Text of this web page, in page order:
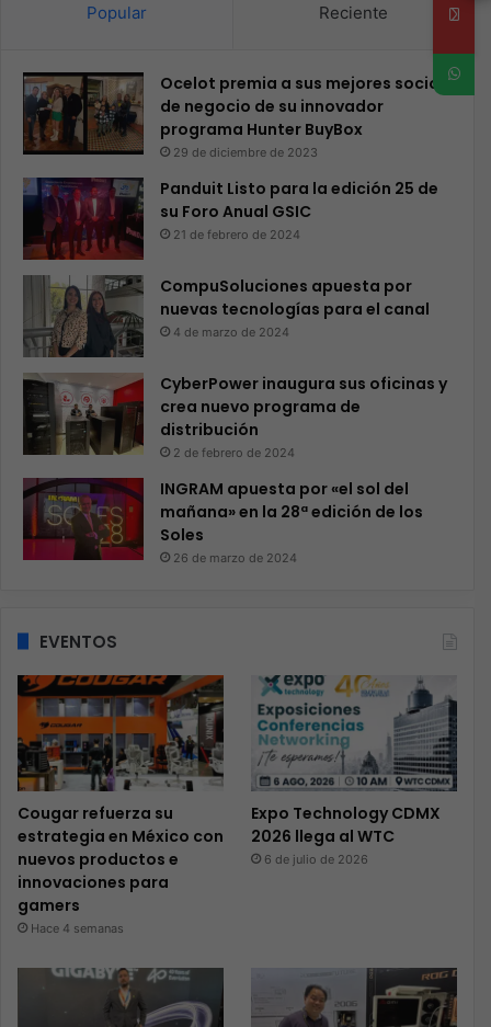
Popular Reciente
Ocelot premia a sus mejores socios
de negocio de su innovador
programa Hunter BuyBox
29 de diciembre de 2023
Panduit Listo para la edición 25 de
su Foro Anual GSIC
21 de febrero de 2024
CompuSoluciones apuesta por
nuevas tecnologías para el canal
4 de marzo de 2024
CyberPower inaugura sus oficinas y
crea nuevo programa de
distribución
2 de febrero de 2024
INGRAM apuesta por «el sol del
mañana» en la 28ª edición de los
Soles
26 de marzo de 2024
EVENTOS
Cougar refuerza su
estrategia en México con
nuevos productos e
innovaciones para
gamers
Hace 4 semanas
Expo Technology CDMX
2026 llega al WTC
6 de julio de 2026